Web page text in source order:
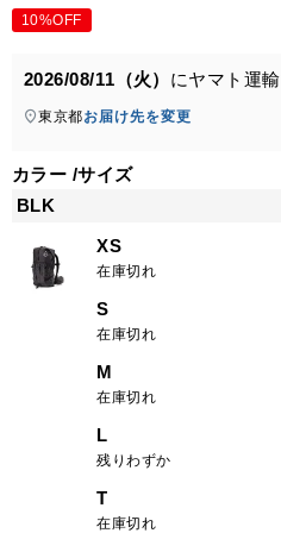
10%OFF
2026/08/11（火） にヤマト運輸
東京都お届け先を変更
カラー サイズ
BLK
XS
在庫切れ
S
在庫切れ
M
在庫切れ
L
残りわずか
T
在庫切れ